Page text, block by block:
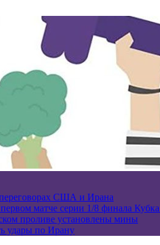
США и Ирана
матче серии 1/8 финала Кубка
проливе установлены мины
удары по Ирану